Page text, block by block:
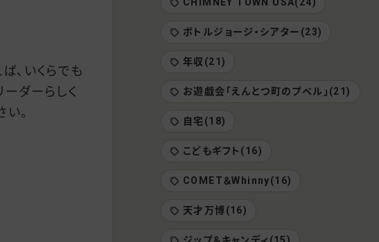
、いくらでも
ダーらしく
。
ボトルジョージ・シアター(23)
年収(21)
お遊戯会「えんとつ町のプペル」(21)
自宅(18)
こどもギフト(16)
COMET＆Whinny(16)
天才万博(16)